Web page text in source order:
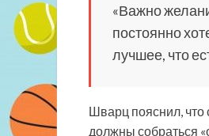
«Важно
постоянно
лучшее, что
Шварц пояснил, что
должны собраться